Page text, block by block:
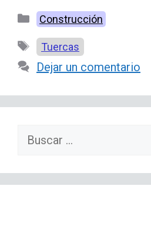
Categorías
Construcción
Etiquetas
Tuercas
Dejar un comentario
Buscar: